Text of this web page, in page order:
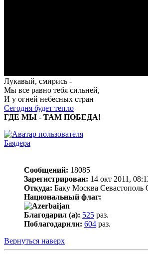
Лукавый, смирись -
Мы все равно тебя сильней,
И у огней небесных стран
Сегодня будет тепло
ГДЕ МЫ - ТАМ ПОБЕДА!
Баядера
Сообщений: 18085
Зарегистрирован: 14 окт 2011,
Откуда: Баку Москва Севастополь
Национальный флаг:
Благодарил (а): 525 раз.
Поблагодарили: 604 раз.
Вернуться наверх